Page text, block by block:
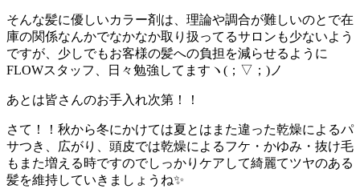
そんな髪に優しいカラー剤は、理論や調合が難しいのとで在
庫の関係なんかでなかなか取り扱ってるサロンも少ないよう
ですが、少しでもお客様の髪への負担を減らせるように
FLOWスタッフ、日々勉強してますヽ(；▽；)ノ
あとは皆さんのお手入れ次第！！
さて！！秋から冬にかけては夏とはまた違った乾燥によるパ
サつき、広がり、頭皮では乾燥によるフケ・かゆみ・抜け毛
もまた増える時ですのでしっかりケアして綺麗てツヤのある
髪を維持していきましょうね✨